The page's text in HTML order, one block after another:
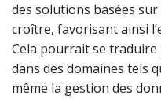
des solutions basées
croître, favorisant ainsi
Cela pourrait se
dans des domaines tels
même la gestion des